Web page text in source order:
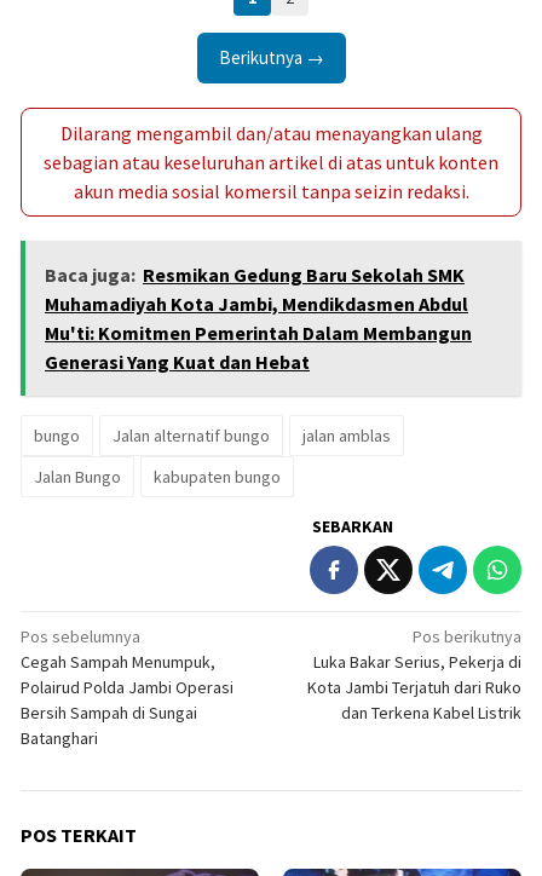
Berikutnya →
Dilarang mengambil dan/atau menayangkan ulang
sebagian atau keseluruhan artikel di atas untuk konten
akun media sosial komersil tanpa seizin redaksi.
Baca juga: Resmikan Gedung Baru Sekolah SMK
Muhamadiyah Kota Jambi, Mendikdasmen Abdul
Mu'ti: Komitmen Pemerintah Dalam Membangun
Generasi Yang Kuat dan Hebat
bungo Jalan alternatif bungo
jalan amblas
Jalan Bungo
kabupaten bungo
SEBARKAN
Navigasi
pos
Pos sebelumnya
Cegah Sampah Menumpuk,
Polairud Polda Jambi Operasi
Bersih Sampah di Sungai
Batanghari
Pos berikutnya
Luka Bakar Serius, Pekerja di
Kota Jambi Terjatuh dari Ruko
dan Terkena Kabel Listrik
POS TERKAIT